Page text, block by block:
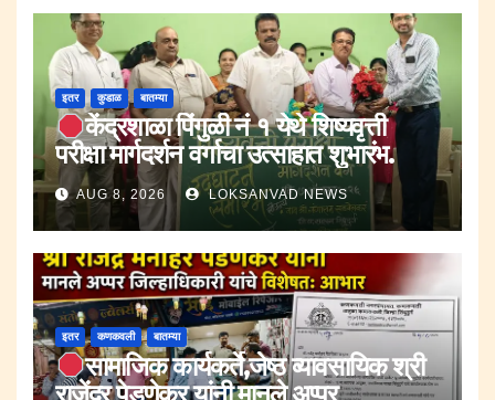
इतर कुडाळ बातम्या
केंद्रशाळा पिंगुळी नं १ येथे शिष्यवृत्ती
परीक्षा मार्गदर्शन वर्गाचा उत्साहात शुभारंभ.
AUG 8, 2026 LOKSANVAD NEWS
इतर कणकवली बातम्या
सामाजिक कार्यकर्ते,जेष्ठ व्यावसायिक श्री